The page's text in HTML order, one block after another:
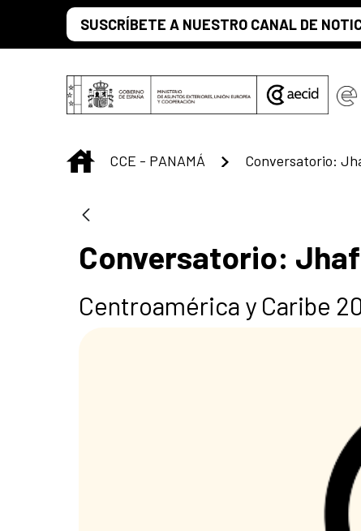
Saltar al contenido principal
SUSCRÍBETE A NUESTRO CANAL DE
INICIO
CCE - PANAMÁ
Conversatorio:
Centroamérica y Caribe